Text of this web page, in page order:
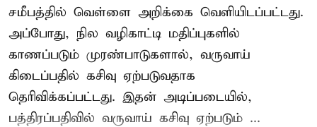
சமீபத்தில் வெள்ளை அறிக்கை வெளியிடப்பட்டது.
அப்போது, நில வழிகாட்டி மதிப்புகளில்
காணப்படும் முரண்பாடுகளால், வருவாய்
கிடைப்பதில் கசிவு ஏற்படுவதாக
தெரிவிக்கப்பட்டது. இதன் அடிப்படையில்,
பத்திரப்பதிவில் வருவாய் கசிவு ஏற்படும் ...